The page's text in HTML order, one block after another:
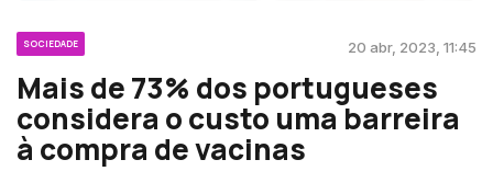
SOCIEDADE 20 abr, 2023, 11:45
Mais de 73% dos portugueses
considera o custo uma barreira
à compra de vacinas